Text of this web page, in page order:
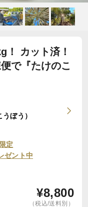
！ カット済！
で『たけのこ
ぼう）
定
ゼント中
¥8,800
（税込/送料別）